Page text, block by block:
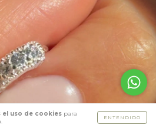
el uso de cookies para
ENTENDIDO